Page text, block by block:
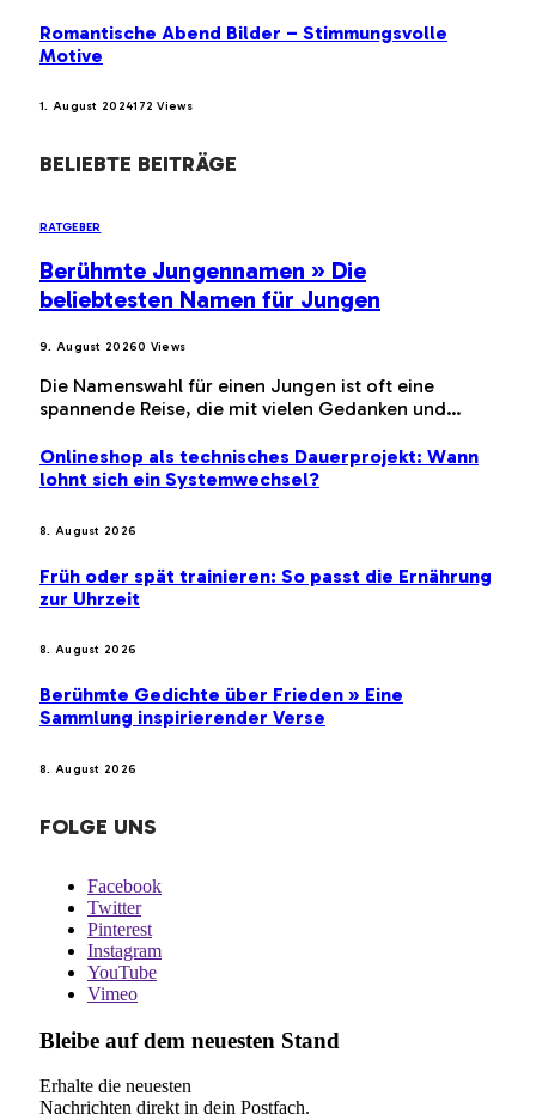
Romantische Abend Bilder – Stimmungsvolle
Motive
1. August 2024172Views
BELIEBTE BEITRÄGE
RATGEBER
Berühmte Jungennamen » Die
beliebtesten Namen für Jungen
9. August 20260 Views
Die Namenswahl für einen Jungen ist oft eine
spannende Reise, die mit vielen Gedanken und…
Onlineshop als technisches Dauerprojekt: Wann
lohnt sich ein Systemwechsel?
8. August 2026
Früh oder spät trainieren: So passt die Ernährung
zur Uhrzeit
8. August 2026
Berühmte Gedichte über Frieden » Eine
Sammlung inspirierender Verse
8. August 2026
FOLGE UNS
Facebook
Twitter
Pinterest
Instagram
YouTube
Vimeo
Bleibe auf dem neuesten Stand
Erhalte die neuesten
Nachrichten direkt in dein Postfach.